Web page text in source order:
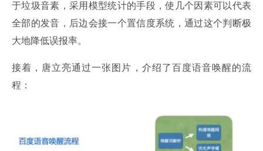
于垃圾音素，采用模型统计的手段，使几个因素可以代表
全部的发音，后边会接一个置信度系统，通过这个判断极
大地降低误报率。
接着，唐立亮通过一张图片，介绍了百度语音唤醒的流
程：